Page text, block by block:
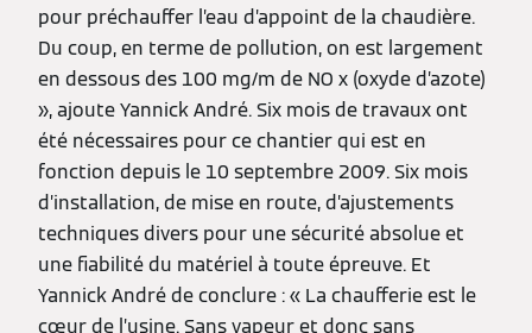
pour préchauffer l’eau d’appoint de la chaudière.
Du coup, en terme de pollution, on est largement
en dessous des 100 mg/m de NO x (oxyde d’azote)
», ajoute Yannick André. Six mois de travaux ont
été nécessaires pour ce chantier qui est en
fonction depuis le 10 septembre 2009. Six mois
d’installation, de mise en route, d’ajustements
techniques divers pour une sécurité absolue et
une fiabilité du matériel à toute épreuve. Et
Yannick André de conclure : « La chaufferie est le
cœur de l’usine. Sans vapeur et donc sans